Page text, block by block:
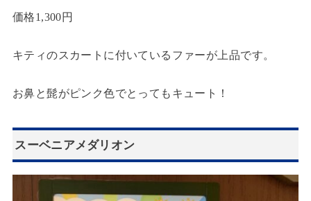
価格1,300円
キティのスカートに付いているファーが上品です。
お鼻と髭がピンク色でとってもキュート！
スーベニアメダリオン